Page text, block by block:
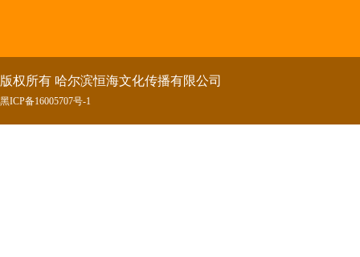
版权所有 哈尔滨恒海文化传播有限公司
黑ICP备16005707号-1